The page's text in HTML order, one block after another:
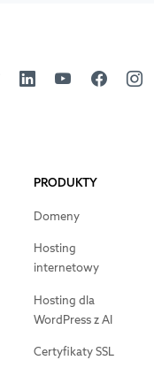
PRODUKTY
Domeny
Hosting
internetowy
Hosting dla
WordPress z AI
Certyfikaty SSL